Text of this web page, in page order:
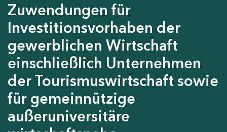
Zuwendungen für
Investitionsvorhaben der
gewerblichen Wirtschaft
einschließlich Unternehmen
der Tourismuswirtschaft sowie
für gemeinnützige
außeruniversitäre